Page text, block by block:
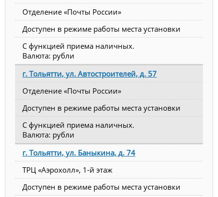
Отделение «Почты России»
Доступен в режиме работы места установки
С функцией приема наличных.
Валюта: рубли
г. Тольятти, ул. Автостроителей, д. 57
Отделение «Почты России»
Доступен в режиме работы места установки
С функцией приема наличных.
Валюта: рубли
г. Тольятти, ул. Баныкина, д. 74
ТРЦ «Аэрохолл», 1-й этаж
Доступен в режиме работы места установки